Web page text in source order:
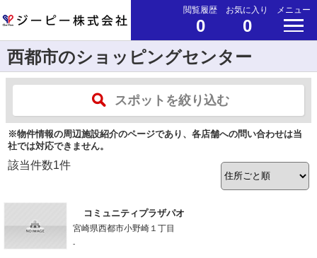
閲覧履歴
0
お気に入り
0
メニュー
西都市のショッピングセンター
スポットを絞り込む
※物件情報の周辺施設紹介のページであり、各店舗への問い合わせは当
社では対応できません。
該当件数1件
コミュニティプラザパオ
宮崎県西都市小野崎１丁目
-